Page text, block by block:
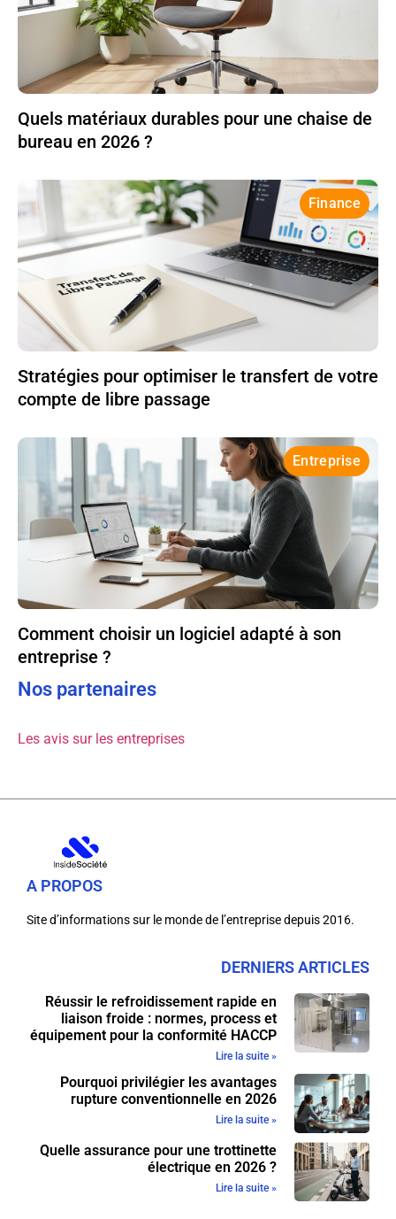
Quels matériaux durables pour une chaise de
bureau en 2026 ?
Finance
Stratégies pour optimiser le transfert de votre
compte de libre passage
Entreprise
Comment choisir un logiciel adapté à son
entreprise ?
Nos partenaires
Les avis sur les entreprises
A PROPOS
Site d’informations sur le monde de l’entreprise depuis 2016.
DERNIERS ARTICLES
Réussir le refroidissement rapide en
liaison froide : normes, process et
équipement pour la conformité HACCP
Lire la suite »
Pourquoi privilégier les avantages
rupture conventionnelle en 2026
Lire la suite »
Quelle assurance pour une trottinette
électrique en 2026 ?
Lire la suite »